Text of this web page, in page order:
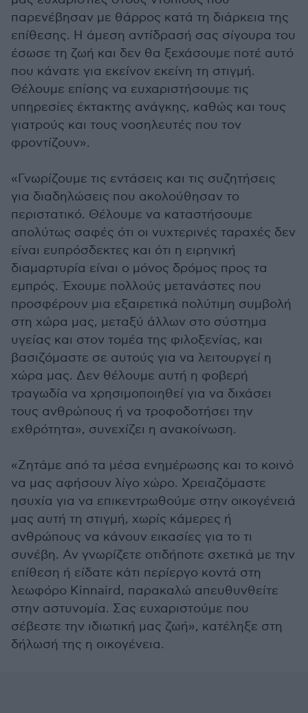
παρενέβησαν με θάρρος κατά τη διάρκεια της
επίθεσης. Η άμεση αντίδρασή σας σίγουρα του
έσωσε τη ζωή και δεν θα ξεχάσουμε ποτέ αυτό
που κάνατε για εκείνον εκείνη τη στιγμή.
Θέλουμε επίσης να ευχαριστήσουμε τις
υπηρεσίες έκτακτης ανάγκης, καθώς και τους
γιατρούς και τους νοσηλευτές που τον
φροντίζουν».
«Γνωρίζουμε τις εντάσεις και τις συζητήσεις
για διαδηλώσεις που ακολούθησαν το
περιστατικό. Θέλουμε να καταστήσουμε
απολύτως σαφές ότι οι νυχτερινές ταραχές δεν
είναι ευπρόσδεκτες και ότι η ειρηνική
διαμαρτυρία είναι ο μόνος δρόμος προς τα
εμπρός. Έχουμε πολλούς μετανάστες που
προσφέρουν μια εξαιρετικά πολύτιμη συμβολή
στη χώρα μας, μεταξύ άλλων στο σύστημα
υγείας και στον τομέα της φιλοξενίας, και
βασιζόμαστε σε αυτούς για να λειτουργεί η
χώρα μας. Δεν θέλουμε αυτή η φοβερή
τραγωδία να χρησιμοποιηθεί για να διχάσει
τους ανθρώπους ή να τροφοδοτήσει την
εχθρότητα», συνεχίζει η ανακοίνωση.
«Ζητάμε από τα μέσα ενημέρωσης και το κοινό
να μας αφήσουν λίγο χώρο. Χρειαζόμαστε
ησυχία για να επικεντρωθούμε στην οικογένειά
μας αυτή τη στιγμή, χωρίς κάμερες ή
ανθρώπους να κάνουν εικασίες για το τι
συνέβη. Αν γνωρίζετε οτιδήποτε σχετικά με την
επίθεση ή είδατε κάτι περίεργο κοντά στη
λεωφόρο Kinnaird, παρακαλώ απευθυνθείτε
στην αστυνομία. Σας ευχαριστούμε που
σέβεστε την ιδιωτική μας ζωή», κατέληξε στη
δήλωσή της η οικογένεια.